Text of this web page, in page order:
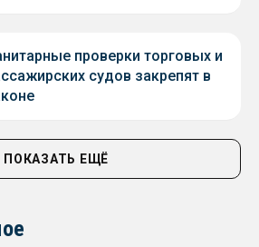
проверки торговых и
судов закрепят в
ПОКАЗАТЬ ЕЩЁ